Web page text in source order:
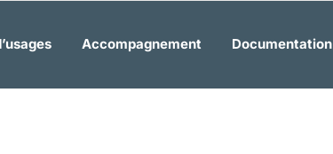
Accompagnement Documentation